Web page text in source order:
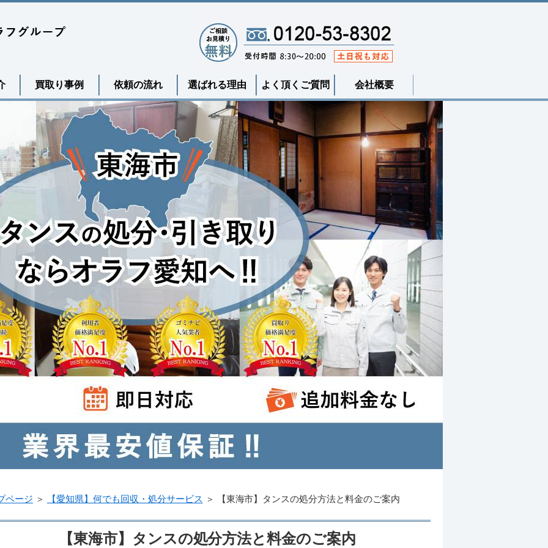
買取り事例 依頼の流れ 選ばれる理由 よく頂くご質問 会社概要
ページ ＞ 【愛知県】何でも回収・処分サービス ＞ 【東海市】タンスの処分方法と料金のご案内
【東海市】タンスの処分方法と料金のご案内